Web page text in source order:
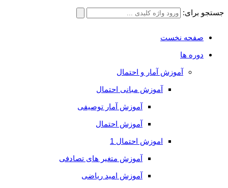
جستجو برای:
صفحه نخست
دوره ها
آموزش آمار و احتمال
آموزش مبانی احتمال
آموزش آمار توصیفی
آموزش احتمال
اموزش احتمال 1
آموزش متغیر های تصادفی
آموزش امید ریاضی